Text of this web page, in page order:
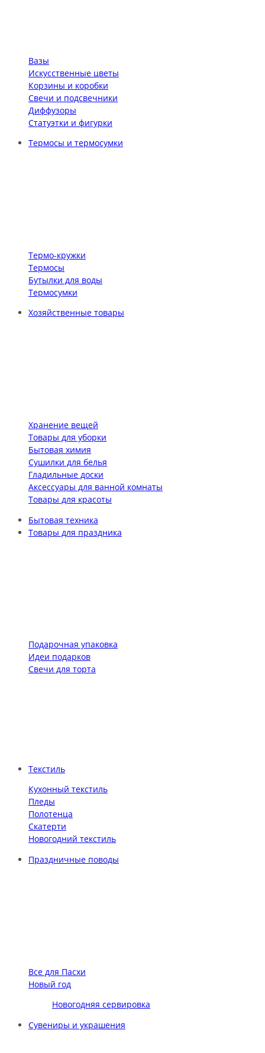
Вазы
Искусственные цветы
Корзины и коробки
Свечи и подсвечники
Диффузоры
Статуэтки и фигурки
Термосы и термосумки
Термо-кружки
Термосы
Бутылки для воды
Термосумки
Хозяйственные товары
Хранение вещей
Товары для уборки
Бытовая химия
Сушилки для белья
Гладильные доски
Аксессуары для ванной комнаты
Товары для красоты
Бытовая техника
Товары для праздника
Подарочная упаковка
Идеи подарков
Свечи для торта
Текстиль
Кухонный текстиль
Пледы
Полотенца
Скатерти
Новогодний текстиль
Праздничные поводы
Все для Пасхи
Новый год
Новогодняя сервировка
Сувениры и украшения